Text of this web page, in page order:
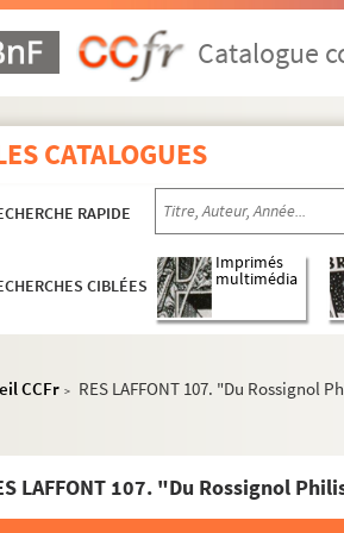
Catalogue
CATALOGUES
RAPIDE
CIBLÉES
Imprimés
multimédia
CCFr > RES LAFFONT 107. "Du Rossignol
LAFFONT 107. "Du Rossignol
Collection de partitions
Opéras
Mélanges d'opéras
Recueil d'airs, d'ariettes et de
RES LAFFONT 80. Stanislas
RES LAFFONT 81. Domenico